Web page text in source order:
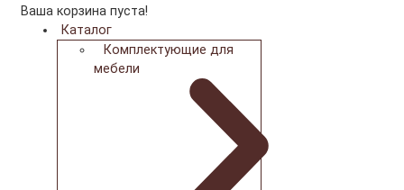
Ваша корзина пуста!
Каталог
Комплектующие для
мебели